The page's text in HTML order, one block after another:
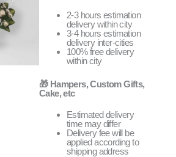
2-3 hours estimation
delivery within city
3-4 hours estimation
delivery inter-cities
100% free delivery
within city
🎁 Hampers, Custom Gifts,
Cake, etc
Estimated delivery
time may differ
Delivery fee will be
applied according to
shipping address